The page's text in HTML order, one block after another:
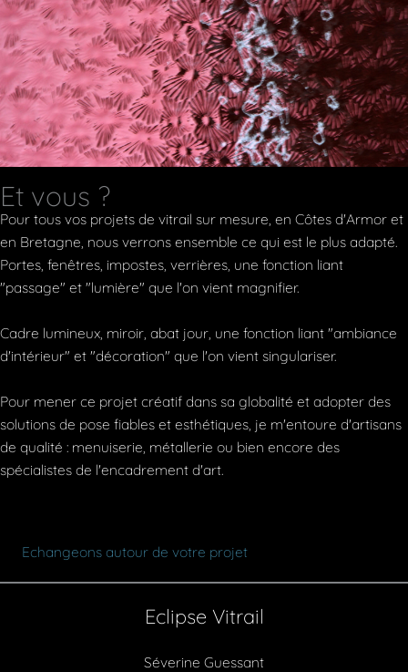
Et vous ?
Pour tous vos projets de vitrail sur mesure, en Côtes d'Armor et
en Bretagne, nous verrons ensemble ce qui est le plus adapté.
Portes, fenêtres, impostes, verrières, une fonction liant
"passage" et "lumière" que l'on vient magnifier.
Cadre lumineux, miroir, abat jour, une fonction liant "ambiance
d'intérieur" et "décoration" que l'on vient singulariser.
Pour mener ce projet créatif dans sa globalité et adopter des
solutions de pose fiables et esthétiques, je m'entoure d'artisans
de qualité : menuiserie métallerie ou bien encore des
spécialistes de l'encadrement d'art.
Echangeons autour de votre projet
Eclipse Vitrail
Séverine Guessant